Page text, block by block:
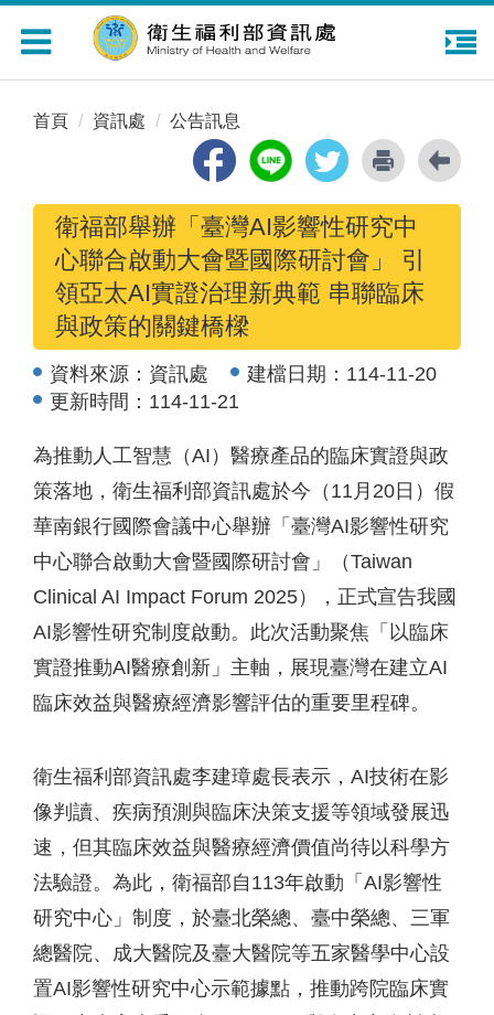
Toggle
navigation
首頁 資訊處 公告訊息
衛福部舉辦「臺灣AI影響性研究中
心聯合啟動大會暨國際研討會」 引
領亞太AI實證治理新典範 串聯臨床
與政策的關鍵橋樑
資料來源： 資訊處 建檔日期： 114-11-20
更新時間： 114-11-21
為推動人工智慧（AI）醫療產品的臨床實證與政
策落地，衛生福利部資訊處於今（11月20日）假
華南銀行國際會議中心舉辦「臺灣AI影響性研究
中心聯合啟動大會暨國際研討會」（Taiwan
Clinical AI Impact Forum 2025），正式宣告我國
AI影響性研究制度啟動。此次活動聚焦「以臨床
實證推動AI醫療創新」主軸，展現臺灣在建立AI
臨床效益與醫療經濟影響評估的重要里程碑。
衛生福利部資訊處李建璋處長表示，AI技術在影
像判讀、疾病預測與臨床決策支援等領域發展迅
速，但其臨床效益與醫療經濟價值尚待以科學方
法驗證。為此，衛福部自113年啟動「AI影響性
研究中心」制度，於臺北榮總、臺中榮總、三軍
總醫院、成大醫院及臺大醫院等五家醫學中心設
置AI影響性研究中心示範據點，推動跨院臨床實